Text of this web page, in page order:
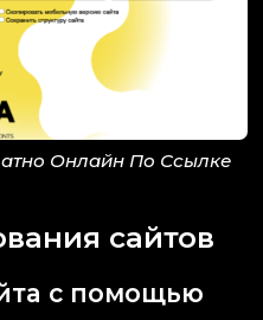
Онлайн По Ссылке
сайтов
с помощью